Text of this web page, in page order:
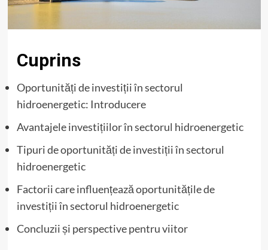
Cuprins
Oportunități de investiții în sectorul
hidroenergetic: Introducere
Avantajele investițiilor în sectorul hidroenergetic
Tipuri de oportunități de investiții în sectorul
hidroenergetic
Factorii care influențează oportunitățile de
investiții în sectorul hidroenergetic
Concluzii și perspective pentru viitor